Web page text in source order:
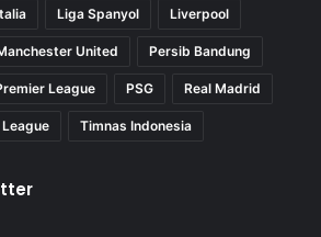
Liga Spanyol Liverpool
United Persib Bandung
League PSG Real Madrid
Timnas Indonesia